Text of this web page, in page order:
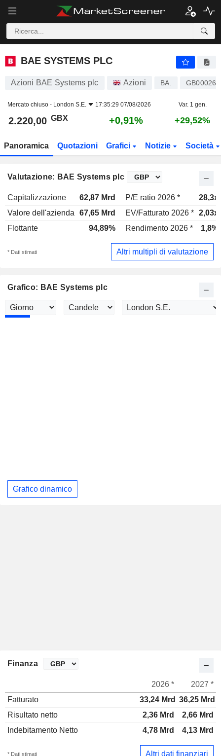
BAE SYSTEMS PLC
BAE SYSTEMS PLC
Azioni BAE Systems plc Azioni BA.
Mercato chiuso - London S.E. 17:35:29 07/08/2026 Var. 1 gen.
2.220,00 GBX +0,91% +29,52%
Panoramica Quotazioni Grafici Notizie Società
Valutazione: BAE Systems plc
Capitalizzazione 62,87 Mrd P/E ratio 2026 *
28,3x
Valore dell'azienda
67,65 Mrd EV/Fatturato 2026 * 2,03x
Flottante
94,89% Rendimento 2026 * 1,8%
* Dati stimati Altri multipli di valutazione
Grafico: BAE Systems plc
Grafico dinamico
Finanza
2026 *
2027 *
Fatturato
33,24 Mrd 36,25 Mrd
Risultato netto
2,36 Mrd
2,66 Mrd
Indebitamento Netto
4,78 Mrd 4,13 Mrd
* Dati stimati Altri dati finanziari